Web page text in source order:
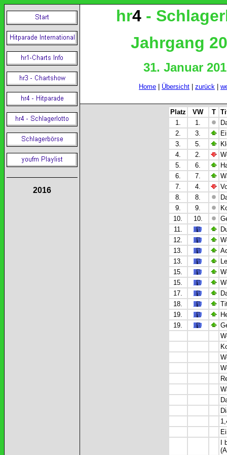
2016
hr4 -
Jahrgang
31. Januar
Home Übersicht zurück
Platz VW T
1.
1.
2.
3.
3.
5.
4.
2.
5.
6.
6.
7.
7.
4.
8.
8.
9.
9.
10.
10.
11.
12.
13.
13.
15.
15.
17.
18.
19.
19.
I